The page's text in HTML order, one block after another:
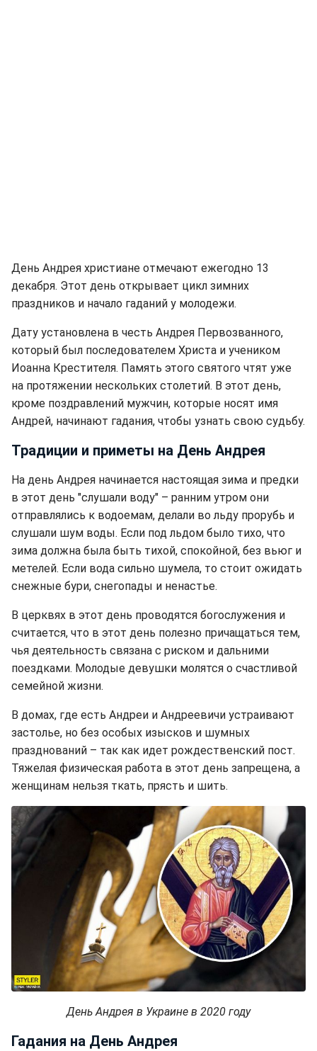
День Андрея христиане отмечают ежегодно 13
декабря. Этот день открывает цикл зимних
праздников и начало гаданий у молодежи.
Дату установлена в честь Андрея Первозванного,
который был последователем Христа и учеником
Иоанна Крестителя. Память этого святого чтят уже
на протяжении нескольких столетий. В этот день,
кроме поздравлений мужчин, которые носят имя
Андрей, начинают гадания, чтобы узнать свою судьбу.
Традиции и приметы на День Андрея
На день Андрея начинается настоящая зима и предки
в этот день "слушали воду" – ранним утром они
отправлялись к водоемам, делали во льду прорубь и
слушали шум воды. Если под льдом было тихо, что
зима должна была быть тихой, спокойной, без вьюг и
метелей. Если вода сильно шумела, то стоит ожидать
снежные бури, снегопады и ненастье.
В церквях в этот день проводятся богослужения и
считается, что в этот день полезно причащаться тем,
чья деятельность связана с риском и дальними
поездками. Молодые девушки молятся о счастливой
семейной жизни.
В домах, где есть Андреи и Андреевичи устраивают
застолье, но без особых изысков и шумных
празднований – так как идет рождественский пост.
Тяжелая физическая работа в этот день запрещена, а
женщинам нельзя ткать, прясть и шить.
День Андрея в Украине в 2020 году
Гадания на День Андрея